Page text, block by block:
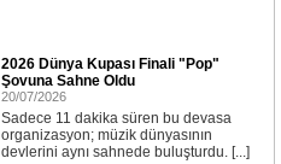
2026 Dünya Kupası Finali "Pop"
Şovuna Sahne Oldu
20/07/2026
Sadece 11 dakika süren bu devasa
organizasyon; müzik dünyasının
devlerini aynı sahnede buluşturdu. [...]